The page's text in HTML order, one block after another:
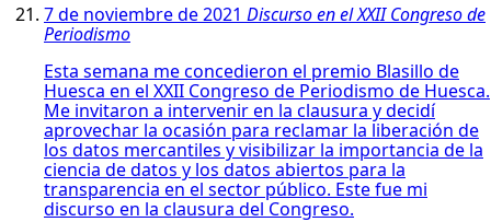
7 de noviembre de 2021 Discurso en el XXII Congreso de
Periodismo
Esta semana me concedieron el premio Blasillo de
Huesca en el XXII Congreso de Periodismo de Huesca.
Me invitaron a intervenir en la clausura y decidí
aprovechar la ocasión para reclamar la liberación de
los datos mercantiles y visibilizar la importancia de la
ciencia de datos y los datos abiertos para la
transparencia en el sector público. Este fue mi
discurso en la clausura del Congreso.